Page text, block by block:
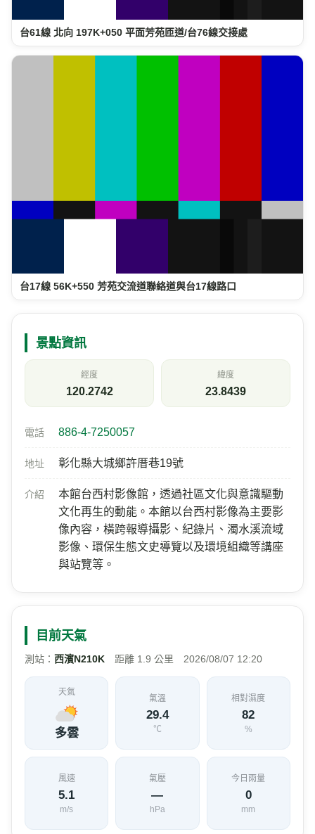
台61線 北向 197K+050 平面芳苑匝道/台76線交接處
台17線 56K+550 芳苑交流道聯絡道與台17線路口
景點資訊
經度
120.2742
緯度
23.8439
電話 886-4-7250057
地址 彰化縣大城鄉許厝巷19號
介紹
本館台西村影像館，透過社區文化與意識驅動
文化再生的動能。本館以台西村影像為主要影
像內容，橫跨報導攝影、紀錄片、濁水溪流域
影像、環保生態文史導覽以及環境組織等講座
與站覽等。
目前天氣
測站： 西濱N210K 距離 1.9 公里 2026/08/07 12:20
天氣
多雲
氣溫
29.4
℃
相對濕度
82
%
風速
5.1
m/s
氣壓
—
hPa
今日雨量
0
mm